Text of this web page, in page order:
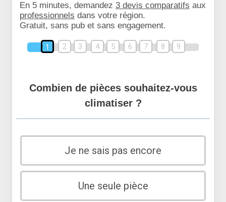
En 5 minutes, demandez 3 devis comparatifs aux
professionnels dans votre région.
Gratuit, sans pub et sans engagement.
1 2 3 4 5 6 7 8 9
Combien de pièces souhaitez-vous
climatiser ?
Je ne sais pas encore
Une seule pièce